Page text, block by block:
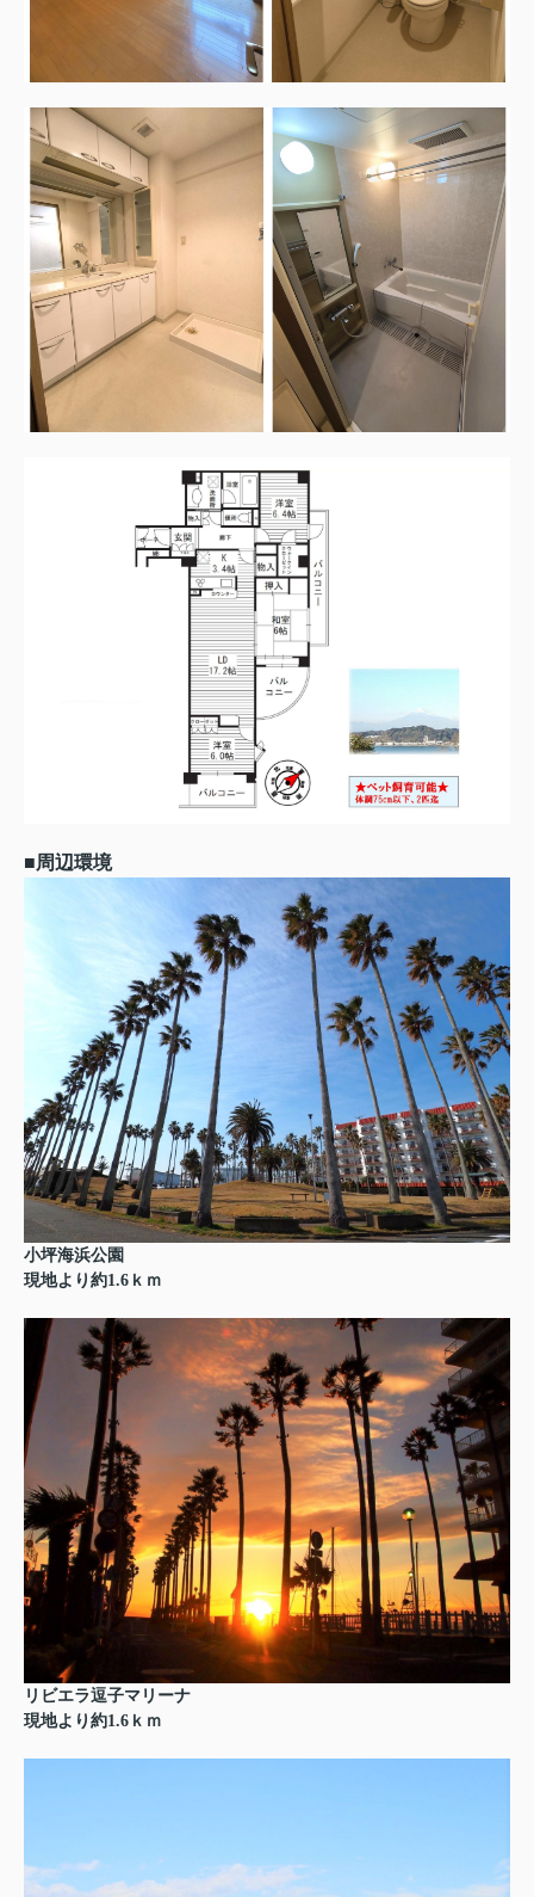
■周辺環境
小坪海浜公園
現地より約1.6ｋｍ
リビエラ逗子マリーナ
現地より約1.6ｋｍ